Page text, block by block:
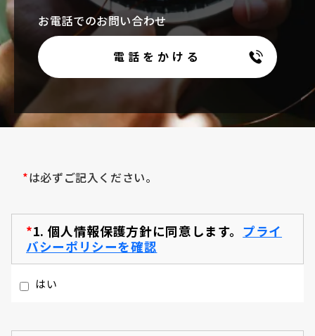
お電話でのお問い合わせ
電話をかける
*は必ずご記入ください。
*1. 個人情報保護方針に同意します。 プライ
バシーポリシーを確認
はい